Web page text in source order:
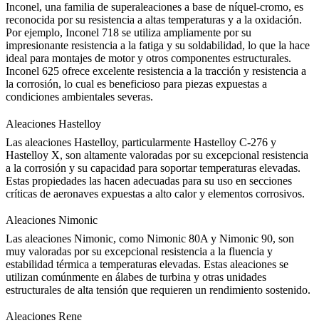
Inconel, una familia de superaleaciones a base de níquel-cromo, es
reconocida por su resistencia a altas temperaturas y a la oxidación.
Por ejemplo, Inconel 718 se utiliza ampliamente por su
impresionante resistencia a la fatiga y su soldabilidad, lo que la hace
ideal para montajes de motor y otros componentes estructurales.
Inconel 625 ofrece excelente resistencia a la tracción y resistencia a
la corrosión, lo cual es beneficioso para piezas expuestas a
condiciones ambientales severas.
Aleaciones Hastelloy
Las aleaciones Hastelloy, particularmente Hastelloy C-276 y
Hastelloy X, son altamente valoradas por su excepcional resistencia
a la corrosión y su capacidad para soportar temperaturas elevadas.
Estas propiedades las hacen adecuadas para su uso en secciones
críticas de aeronaves expuestas a alto calor y elementos corrosivos.
Aleaciones Nimonic
Las aleaciones Nimonic, como Nimonic 80A y Nimonic 90, son
muy valoradas por su excepcional resistencia a la fluencia y
estabilidad térmica a temperaturas elevadas. Estas aleaciones se
utilizan comúnmente en álabes de turbina y otras unidades
estructurales de alta tensión que requieren un rendimiento sostenido.
Aleaciones Rene